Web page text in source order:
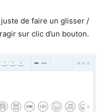
de faire un glisser /
sur clic d’un bouton.